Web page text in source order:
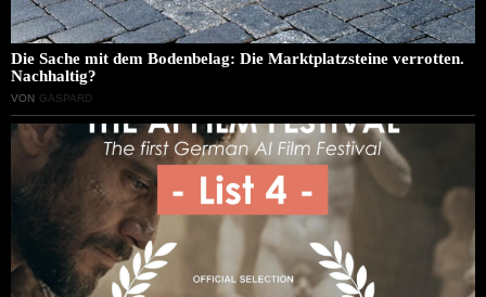
Die Sache mit dem Bodenbelag: Die Marktplatzsteine verrotten.
Nachhaltig?
VON GASPARD